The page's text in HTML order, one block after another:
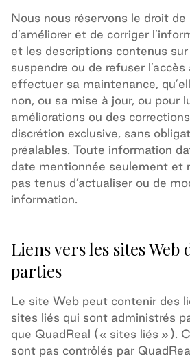
Nous nous réservons le droit de
d’améliorer et de corriger
et les descriptions contenus
suspendre ou de refuser
effectuer sa maintenance,
non, ou sa mise à jour, ou pour
améliorations ou des
discrétion exclusive, sans
préalables. Toute information
date mentionnée seulement et
pas tenus d’actualiser ou de
information.
Liens vers les sites Web
parties
Le site Web peut contenir des
sites liés qui sont administrés
que QuadReal (« sites liés »).
sont pas contrôlés par